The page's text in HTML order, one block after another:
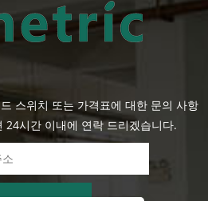
스위치 또는 가격표에 대한 문의 사항
24시간 이내에 연락 드리겠습니다.